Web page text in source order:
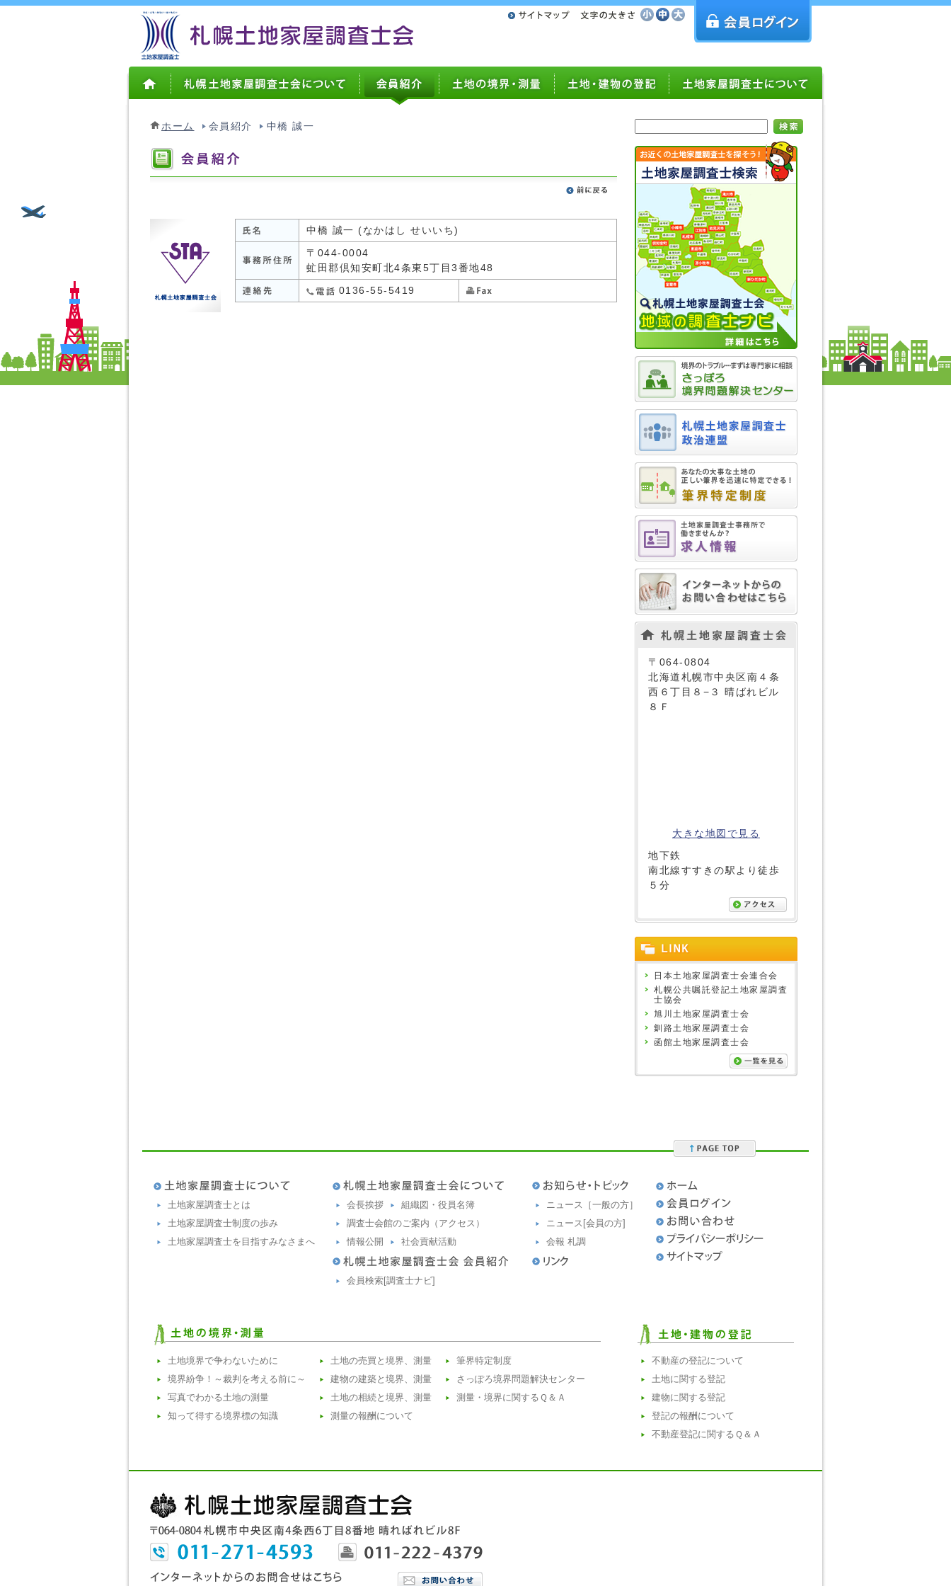
ホーム 会員紹介 中橋 誠一
中橋 誠一 (なかはし せいいち)
〒044-0004
虻田郡倶知安町北4条東5丁目3番地48
0136-55-5419
〒064-0804
北海道札幌市中央区南４条
西６丁目８−３ 晴ばれビル
８Ｆ
大きな地図で見る
地下鉄
南北線すすきの駅より徒歩
５分
日本土地家屋調査士会連合会
札幌公共嘱託登記土地家屋調査
士協会
旭川土地家屋調査士会
釧路土地家屋調査士会
函館土地家屋調査士会
土地家屋調査士とは
土地家屋調査士制度の歩み
土地家屋調査士を目指すみなさまへ
会長挨拶
組織図・役員名簿
調査士会館のご案内（アクセス）
情報公開
社会貢献活動
会員検索[調査士ナビ]
ニュース［一般の方］
ニュース[会員の方]
会報 札調
土地境界で争わないために
境界紛争！～裁判を考える前に～
写真でわかる土地の測量
知って得する境界標の知識
土地の売買と境界、測量
建物の建築と境界、測量
土地の相続と境界、測量
測量の報酬について
筆界特定制度
さっぽろ境界問題解決センター
測量・境界に関するＱ＆Ａ
不動産の登記について
土地に関する登記
建物に関する登記
登記の報酬について
不動産登記に関するＱ＆Ａ